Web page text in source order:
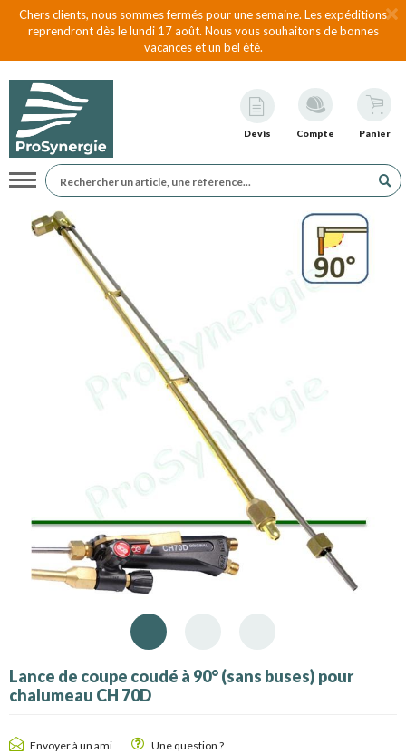
Chers clients, nous sommes fermés pour une semaine. Les expéditions
reprendront dès le lundi 17 août. Nous vous souhaitons de bonnes
vacances et un bel été.
Devis Compte Panier
Navigation
Lance de coupe coudé à 90° (sans buses) pour
chalumeau CH 70D
Envoyer à un ami Une question ?